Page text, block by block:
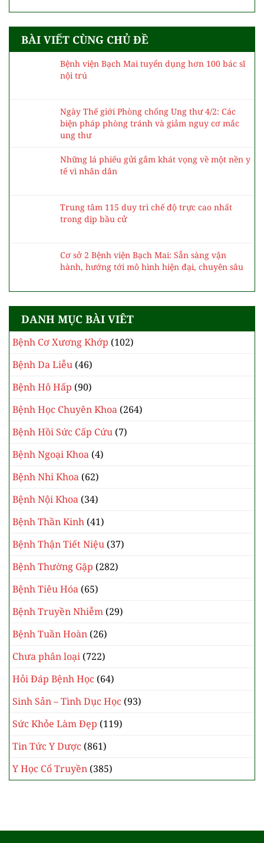
BÀI VIẾT CÙNG CHỦ ĐỀ
Bệnh viện Bạch Mai tuyển dụng hơn 100 bác sĩ
nội trú
Ngày Thế giới Phòng chống Ung thư 4/2: Các
biện pháp phòng tránh và giảm nguy cơ mắc
ung thư
Những lá phiếu gửi gắm khát vọng về một nền y
tế vì nhân dân
Trung tâm 115 duy trì chế độ trực cao nhất
trong dịp bầu cử
Cơ sở 2 Bệnh viện Bạch Mai: Sẵn sàng vận
hành, hướng tới mô hình hiện đại, chuyên sâu
DANH MỤC BÀI VIÊT
Bệnh Cơ Xương Khớp (102)
Bệnh Da Liễu (46)
Bệnh Hô Hấp (90)
Bệnh Học Chuyên Khoa (264)
Bệnh Hồi Sức Cấp Cứu (7)
Bệnh Ngoại Khoa (4)
Bệnh Nhi Khoa (62)
Bệnh Nội Khoa (34)
Bệnh Thần Kinh (41)
Bệnh Thận Tiết Niệu (37)
Bệnh Thường Gặp (282)
Bệnh Tiêu Hóa (65)
Bệnh Truyền Nhiễm (29)
Bệnh Tuần Hoàn (26)
Chưa phân loại (722)
Hỏi Đáp Bệnh Học (64)
Sinh Sản – Tình Dục Học (93)
Sức Khỏe Làm Đẹp (119)
Tin Tức Y Dược (861)
Y Học Cổ Truyền (385)